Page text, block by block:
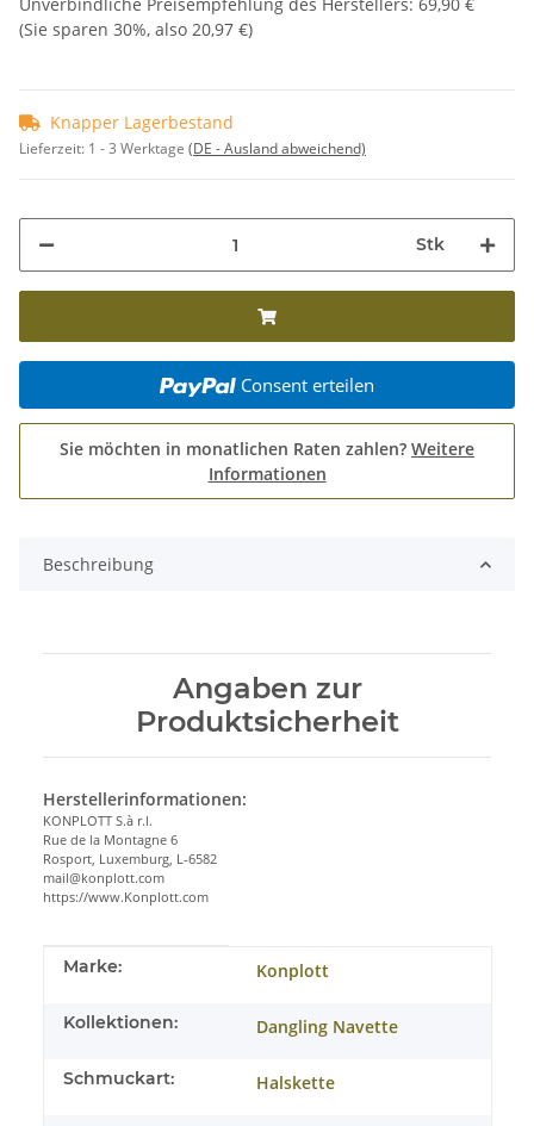
(Sie sparen 30%, also 20,97 €)
Knapper Lagerbestand
Lieferzeit: 1 - 3 Werktage (DE - Ausland abweichend)
Stk
Consent erteilen
Sie möchten in monatlichen Raten zahlen? Weitere
Informationen
Beschreibung
Angaben zur
Produktsicherheit
Herstellerinformationen:
KONPLOTT S.à r.l.
Rue de la Montagne 6
Rosport, Luxemburg, L-6582
mail@konplott.com
https://www.Konplott.com
Produkteigenschaft
Wert
Marke: Konplott
Kollektionen: Dangling Navette
Schmuckart: Halskette